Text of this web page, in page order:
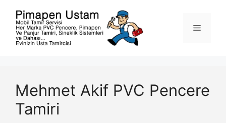
Menü
Mehmet Akif PVC Pencere
Tamiri